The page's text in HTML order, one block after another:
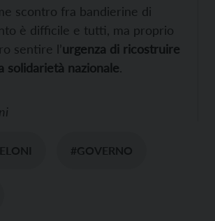
scontro fra bandierine di
è difficile e tutti, ma proprio
sentire l’urgenza di ricostruire
solidarietà nazionale.
#GOVERNO